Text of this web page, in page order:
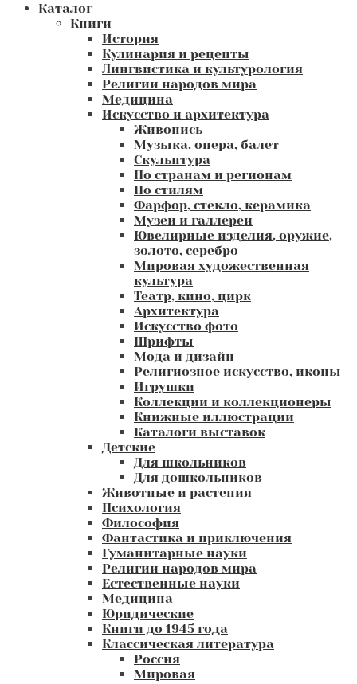
Каталог
Книги
История
Кулинария и рецепты
Лингвистика и культурология
Религии народов мира
Медицина
Искусство и архитектура
Живопись
Музыка, опера, балет
Скульптура
По странам и регионам
По стилям
Фарфор, стекло, керамика
Музеи и галлереи
Ювелирные изделия, оружие,
золото, серебро
Мировая художественная
культура
Театр, кино, цирк
Архитектура
Искусство фото
Шрифты
Мода и дизайн
Религиозное искусство, иконы
Игрушки
Коллекции и коллекционеры
Книжные иллюстрации
Каталоги выставок
Детские
Для школьников
Для дошкольников
Животные и растения
Психология
Философия
Фантастика и приключения
Гуманитарные науки
Религии народов мира
Естественные науки
Медицина
Юридические
Книги до 1945 года
Классическая литература
Россия
Мировая